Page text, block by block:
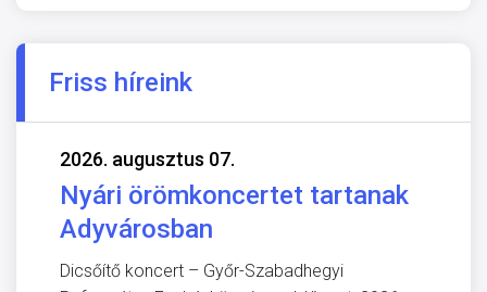
Friss híreink
2026. augusztus 07.
Nyári örömkoncertet tartanak
Adyvárosban
Dicsőítő koncert – Győr-Szabadhegyi